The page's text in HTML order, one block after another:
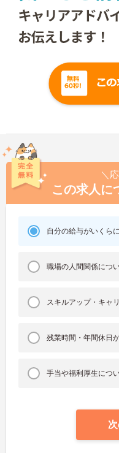
＼
この求人に
自分の給与がいくら
職場の人間関係につ
スキルアップ・キャ
残業時間・年間休日
手当や福利厚生につ